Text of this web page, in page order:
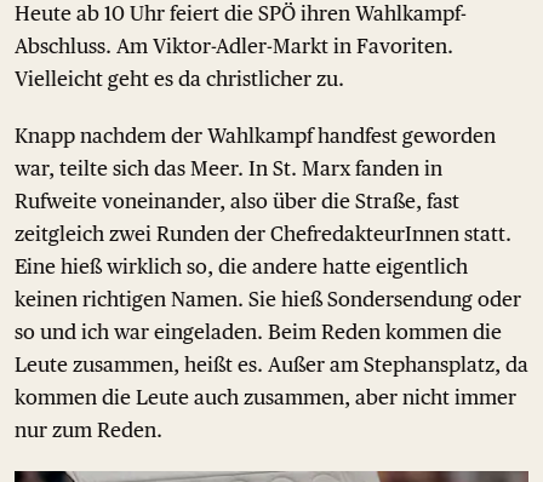
Heute ab 10 Uhr feiert die SPÖ ihren Wahlkampf-
Abschluss. Am Viktor-Adler-Markt in Favoriten.
Vielleicht geht es da christlicher zu.
Knapp nachdem der Wahlkampf handfest geworden
war, teilte sich das Meer. In St. Marx fanden in
Rufweite voneinander, also über die Straße, fast
zeitgleich zwei Runden der ChefredakteurInnen statt.
Eine hieß wirklich so, die andere hatte eigentlich
keinen richtigen Namen. Sie hieß Sondersendung oder
so und ich war eingeladen. Beim Reden kommen die
Leute zusammen, heißt es. Außer am Stephansplatz, da
kommen die Leute auch zusammen, aber nicht immer
nur zum Reden.